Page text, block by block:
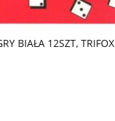
BIAŁA 12SZT, TRIFOX